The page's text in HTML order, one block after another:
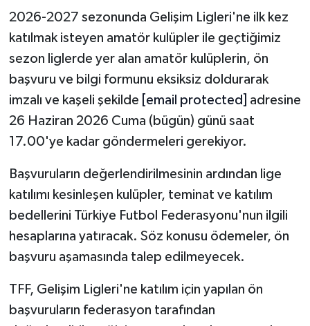
2026-2027 sezonunda Gelişim Ligleri'ne ilk kez
katılmak isteyen amatör kulüpler ile geçtiğimiz
sezon liglerde yer alan amatör kulüplerin, ön
başvuru ve bilgi formunu eksiksiz doldurarak
imzalı ve kaşeli şekilde [email protected]
adresine
26 Haziran 2026 Cuma (bügün) günü saat
17.00'ye kadar göndermeleri gerekiyor.
Başvuruların değerlendirilmesinin ardından lige
katılımı kesinleşen kulüpler, teminat ve katılım
bedellerini Türkiye Futbol Federasyonu'nun ilgili
hesaplarına yatıracak. Söz konusu ödemeler, ön
başvuru aşamasında talep edilmeyecek.
TFF, Gelişim Ligleri'ne katılım için yapılan ön
başvuruların federasyon tarafından
Röportaj
Sağlık
Spor
Yaşam